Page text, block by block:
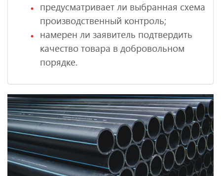
предусматривает ли выбранная схема
производственный контроль;
намерен ли заявитель подтвердить
качество товара в добровольном
порядке.